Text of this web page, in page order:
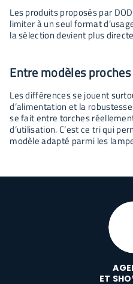
Les produits proposés par
limiter à un seul format
la sélection devient plus
Entre modèles proches
Les différences se jouent
d’alimentation et la
se fait entre torches
d’utilisation. C’est ce tri qui
modèle adapté parmi les
ET